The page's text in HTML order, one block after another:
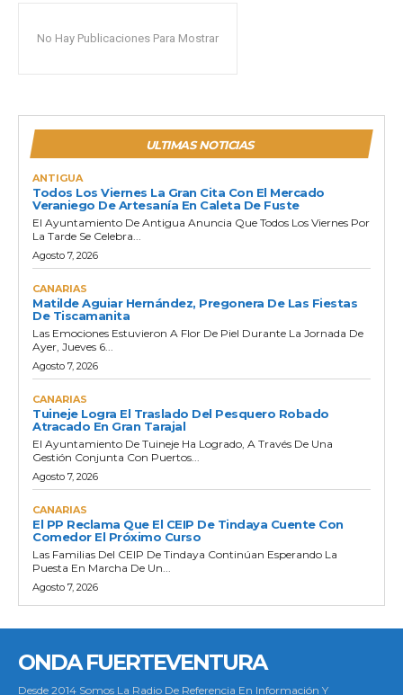
No Hay Publicaciones Para Mostrar
ULTIMAS NOTICIAS
ANTIGUA
Todos Los Viernes La Gran Cita Con El Mercado
Veraniego De Artesanía En Caleta De Fuste
El Ayuntamiento De Antigua Anuncia Que Todos Los Viernes Por
La Tarde Se Celebra...
Agosto 7, 2026
CANARIAS
Matilde Aguiar Hernández, Pregonera De Las Fiestas
De Tiscamanita
Las Emociones Estuvieron A Flor De Piel Durante La Jornada De
Ayer, Jueves 6...
Agosto 7, 2026
CANARIAS
Tuineje Logra El Traslado Del Pesquero Robado
Atracado En Gran Tarajal
El Ayuntamiento De Tuineje Ha Logrado, A Través De Una
Gestión Conjunta Con Puertos...
Agosto 7, 2026
CANARIAS
El PP Reclama Que El CEIP De Tindaya Cuente Con
Comedor El Próximo Curso
Las Familias Del CEIP De Tindaya Continúan Esperando La
Puesta En Marcha De Un...
Agosto 7, 2026
ONDA FUERTEVENTURA
Desde 2014 Somos La Radio De Referencia En Información Y